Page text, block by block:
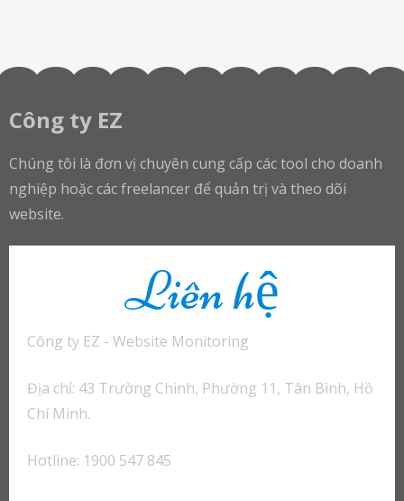
Công ty EZ
Chúng tôi là đơn vị chuyên cung cấp các tool cho doanh
nghiệp hoặc các freelancer để quản trị và theo dõi
website.
Liên hệ
Công ty EZ - Website Monitoring
Địa chỉ: 43 Trường Chinh, Phường 11, Tân Bình, Hồ
Chí Minh.
Hotline: 1900 547 845